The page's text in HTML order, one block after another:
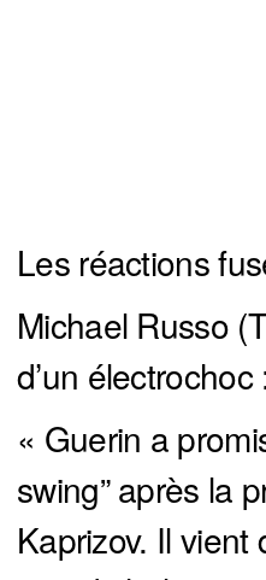
Les réactions
Michael Russo
d’un électrochoc
« Guerin a
swing” après la
Kaprizov. Il vient